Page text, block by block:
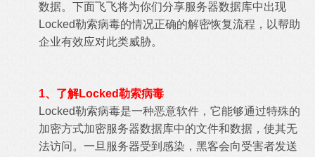
数据。下面飞飞将为你们分享服务器数据库中出现
Locked勒索病毒的情况正确的解密恢复流程，以帮助
企业有效应对此类威胁。
1、了解Locked勒索病毒
Locked勒索病毒是一种恶意软件，它能够通过特殊的
加密方式加密服务器数据库中的文件和数据，使其无
法访问。一旦服务器受到感染，黑客会向受害者发送